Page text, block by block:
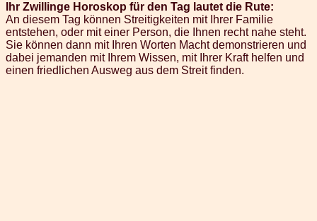
Ihr Zwillinge Horoskop für den Tag lautet die Rute:
An diesem Tag können Streitigkeiten mit Ihrer Familie
entstehen, oder mit einer Person, die Ihnen recht nahe steht.
Sie können dann mit Ihren Worten Macht demonstrieren und
dabei jemanden mit Ihrem Wissen, mit Ihrer Kraft helfen und
einen friedlichen Ausweg aus dem Streit finden.